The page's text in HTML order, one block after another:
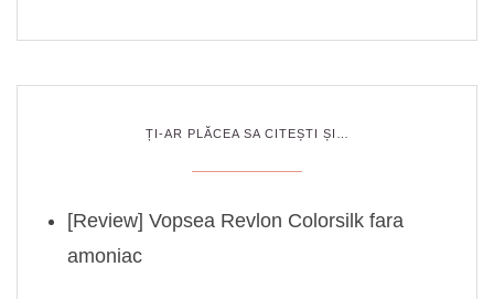
ȚI-AR PLĂCEA SA CITEȘTI ȘI…
[Review] Vopsea Revlon Colorsilk fara
amoniac